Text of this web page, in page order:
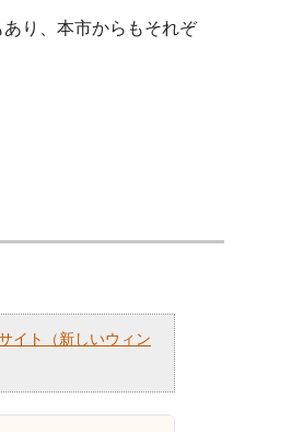
り、本市からもそれぞ
イト（新しいウィン